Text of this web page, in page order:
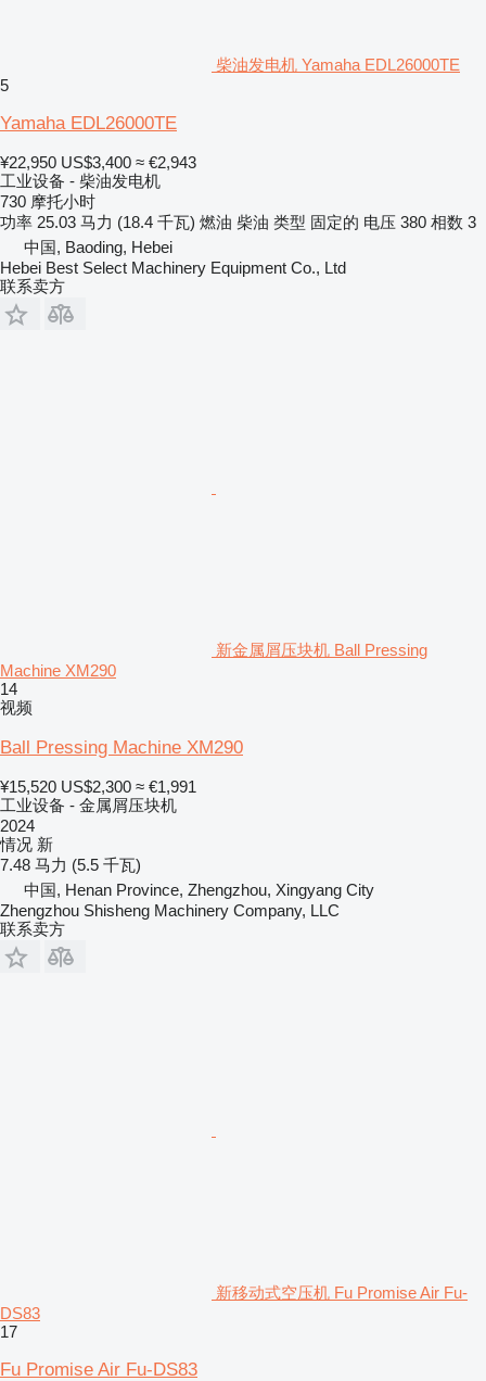
柴油发电机 Yamaha EDL26000TE
5
Yamaha EDL26000TE
¥22,950 US$3,400 ≈ €2,943
工业设备 - 柴油发电机
730 摩托小时
功率 25.03 马力 (18.4 千瓦) 燃油 柴油 类型 固定的 电压 380 相数 3
中国, Baoding, Hebei
Hebei Best Select Machinery Equipment Co., Ltd
联系卖方
新金属屑压块机 Ball Pressing
Machine XM290
14
视频
Ball Pressing Machine XM290
¥15,520 US$2,300 ≈ €1,991
工业设备 - 金属屑压块机
2024
情况 新
7.48 马力 (5.5 千瓦)
中国, Henan Province, Zhengzhou, Xingyang City
Zhengzhou Shisheng Machinery Company, LLC
联系卖方
新移动式空压机 Fu Promise Air Fu-
DS83
17
Fu Promise Air Fu-DS83